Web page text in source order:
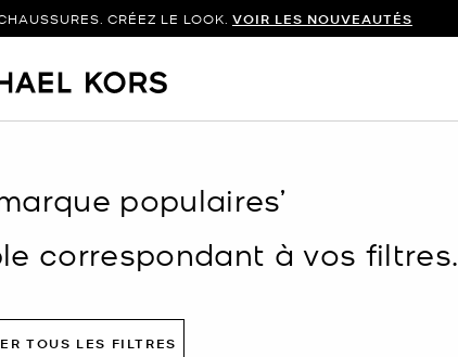
CRÉEZ LE LOOK. VOIR LES NOUVEAUTÉS
populaires’
correspondant à vos filtres.
TOUS LES FILTRES